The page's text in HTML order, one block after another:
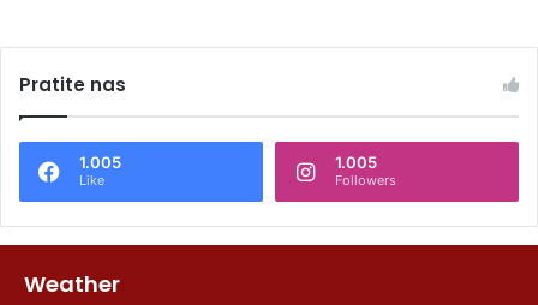
Pratite nas
1.005
Like
1.005
Followers
Weather